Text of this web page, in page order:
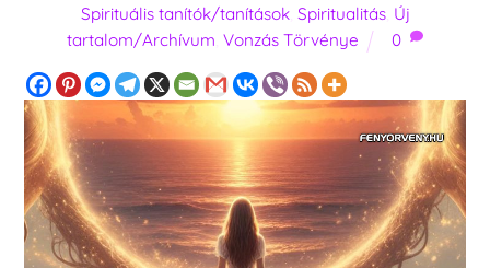
Spirituális tanítók/tanítások, Spiritualitás, Új
tartalom/Archívum Vonzás Törvénye 0